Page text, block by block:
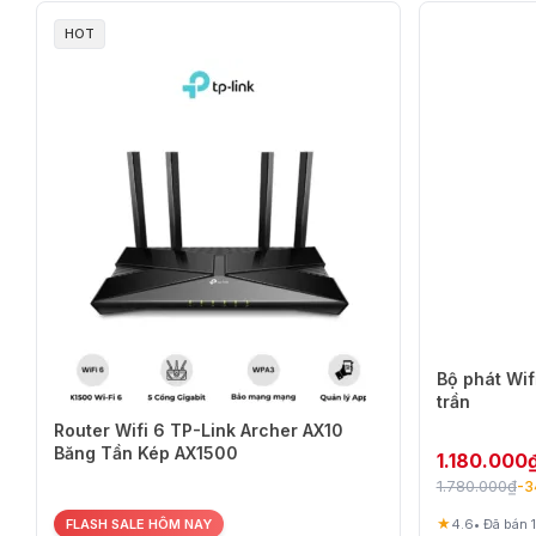
HOT
Router Wifi 6 TP-Link Archer AX10
Băng Tần Kép AX1500
FLASH SALE HÔM NAY
Bộ phát
trần
1.180.000
1.780.000₫-
★4.6• Đã bán